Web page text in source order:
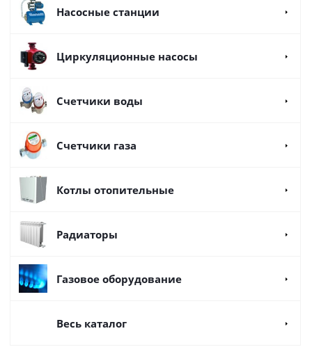
Насосные станции
Циркуляционные насосы
Счетчики воды
Счетчики газа
Котлы отопительные
Радиаторы
Газовое оборудование
Весь каталог